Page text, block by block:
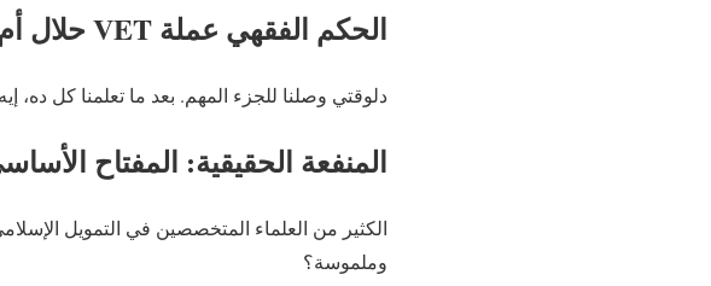
الحكم الفقهي عملة VET حلال أم حرام؟
دلوقتي وصلنا للجزء المهم. بعد ما تعلمنا كل ده،
المنفعة الحقيقية: المفتاح
الكثير من العلماء المتخصصين في التمويل
وملموسة؟